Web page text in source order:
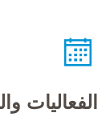
الفعاليات